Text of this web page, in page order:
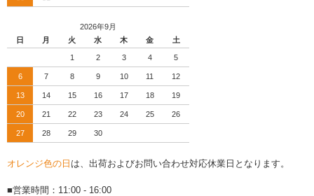
2026年9月
日
月 火 水 木 金 土
1 2 3 4 5
6 7 8 9 10 11 12
13 14 15 16 17 18 19
20 21 22 23 24 25 26
27 28 29 30
オレンジ色の日 は、出荷およびお問い合わせ対応休業日となります。
■営業時間：11:00 - 16:00